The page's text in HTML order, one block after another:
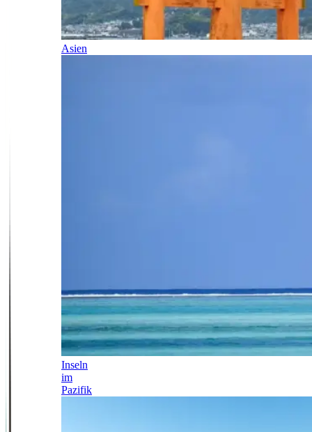
Asien
Inseln
im
Pazifik